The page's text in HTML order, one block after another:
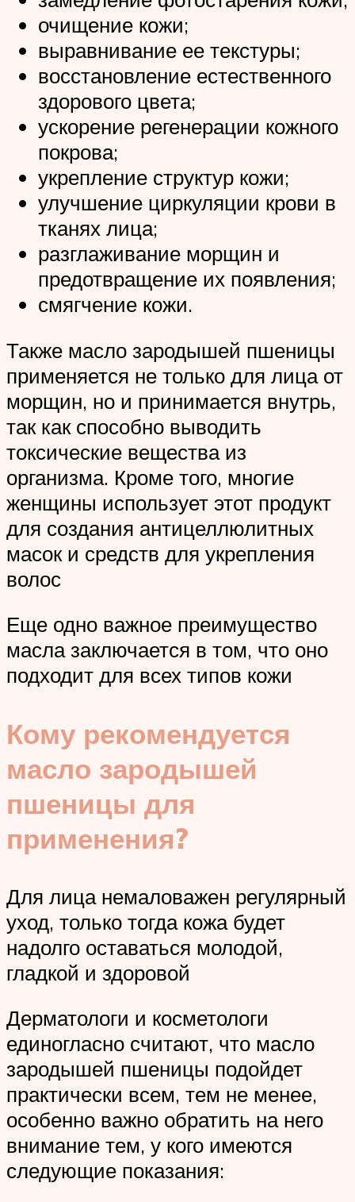
очищение кожи;
выравнивание ее текстуры;
восстановление естественного
здорового цвета;
ускорение регенерации кожного
покрова;
укрепление структур кожи;
улучшение циркуляции крови в
тканях лица;
разглаживание морщин и
предотвращение их появления;
смягчение кожи.
Также масло зародышей пшеницы
применяется не только для лица от
морщин, но и принимается внутрь,
так как способно выводить
токсические вещества из
организма. Кроме того, многие
женщины использует этот продукт
для создания антицеллюлитных
масок и средств для укрепления
волос
Еще одно важное преимущество
масла заключается в том, что оно
подходит для всех типов кожи
Кому рекомендуется
масло зародышей
пшеницы для
применения?
Для лица немаловажен регулярный
уход, только тогда кожа будет
надолго оставаться молодой,
гладкой и здоровой
Дерматологи и косметологи
единогласно считают, что масло
зародышей пшеницы подойдет
практически всем, тем не менее,
особенно важно обратить на него
внимание тем, у кого имеются
следующие показания: